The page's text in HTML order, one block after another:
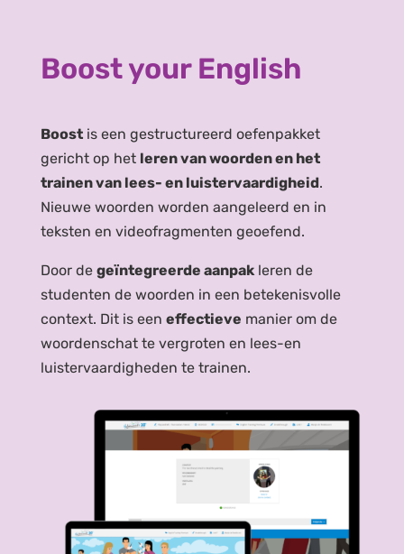
Boost your English
Boostis een gestructureerd oefenpakket
gericht op het leren van woorden en het
trainen van lees- en luistervaardigheid.
Nieuwe woorden worden aangeleerd en in
teksten en videofragmenten geoefend.
Door de geïntegreerde aanpakleren de
studenten de woorden in een betekenisvolle
context. Dit is een effectieve manier om de
woordenschat te vergroten en lees-en
luistervaardigheden te trainen.